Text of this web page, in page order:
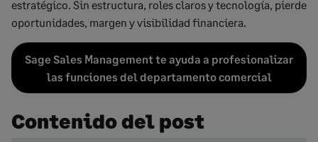
estratégico. Sin estructura, roles claros y tecnología, pierde
oportunidades, margen y visibilidad financiera.
Sage Sales Managementte ayuda a profesionalizar
las funciones del departamento comercial
Contenido del post